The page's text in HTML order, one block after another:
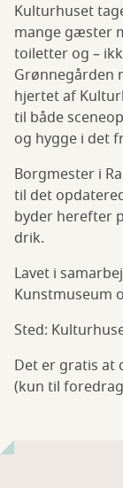
Kulturhuset
mange gæster
toiletter og –
Grønnegården
hjertet af
til både
og hygge i det
Borgmester i
til det
byder herefter
drik.
Lavet i
Kunstmuseum
Sted:
Det er gratis at
(kun til